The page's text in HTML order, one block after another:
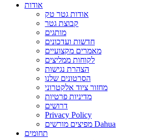
אודות
אודות גטר טק
קבוצת גטר
מותגים
חדשות ועדכונים
מאמרים מקצועיים
לקוחות ממליצים
הצהרת נגישות
הסרטונים שלנו
מחזור ציוד אלקטרוני
מדיניות פרטיות
דרושים
Privacy Policy
מפיצים מורשים Dahua
תחומים